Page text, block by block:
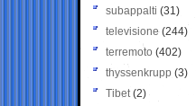
subappalti (31)
televisione(244)
terremoto (402)
thyssenkrupp (3)
Tibet(2)